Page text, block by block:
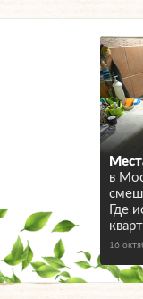
в
Где
16